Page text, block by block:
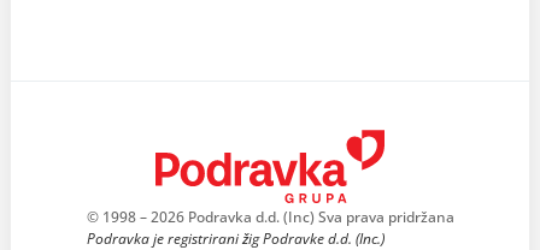
© 1998 – 2026 Podravka d.d. (Inc) Sva prava pridržana
Podravka je registrirani žig Podravke d.d. (Inc.)